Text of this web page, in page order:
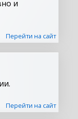
и
Перейти на сайт
Перейти на сайт